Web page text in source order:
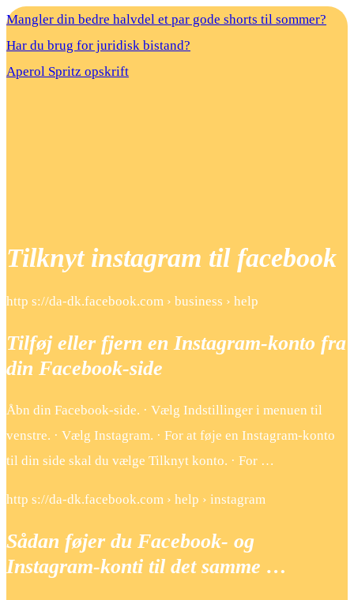
Mangler din bedre halvdel et par gode shorts til sommer?
Har du brug for juridisk bistand?
Aperol Spritz opskrift
Tilknyt instagram til facebook
http s://da-dk.facebook.com › business › help
Tilføj eller fjern en Instagram-konto fra
din Facebook-side
Åbn din Facebook-side. · Vælg Indstillinger i menuen til
venstre. · Vælg Instagram. · For at føje en Instagram-konto
til din side skal du vælge Tilknyt konto. · For …
http s://da-dk.facebook.com › help › instagram
Sådan føjer du Facebook- og
Instagram-konti til det samme …